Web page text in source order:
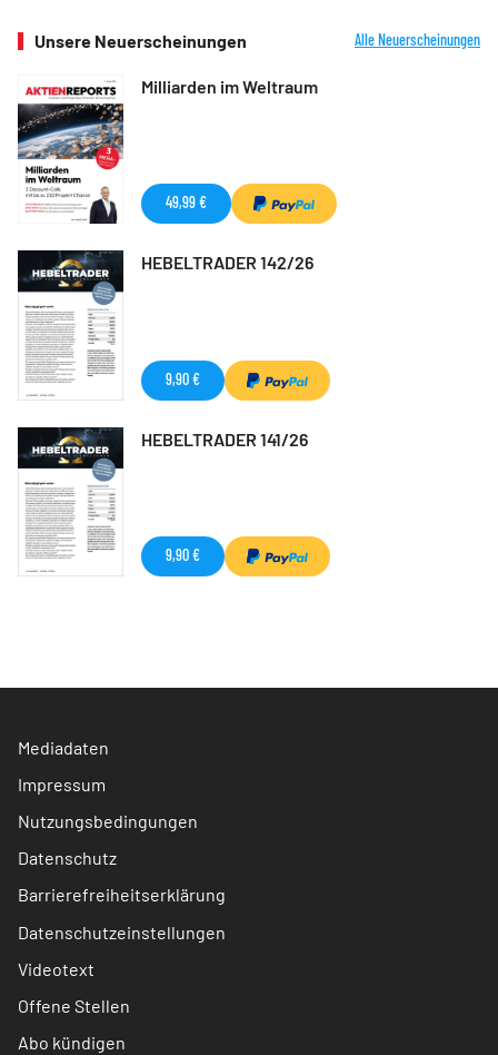
Unsere Neuerscheinungen Alle Neuerscheinungen
Milliarden im Weltraum
49,99 €
HEBELTRADER 142/26
9,90 €
HEBELTRADER 141/26
9,90 €
Mediadaten
Impressum
Nutzungsbedingungen
Datenschutz
Barrierefreiheitserklärung
Datenschutzeinstellungen
Videotext
Offene Stellen
Abo kündigen